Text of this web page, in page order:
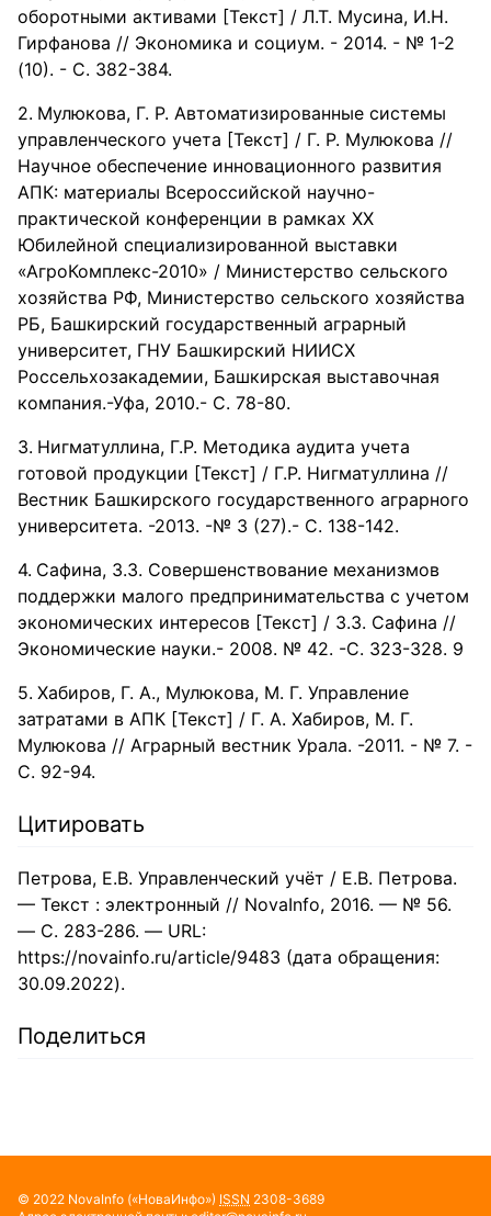
оборотными активами [Текст] / Л.Т. Мусина, И.Н.
Гирфанова // Экономика и социум. - 2014. - № 1-2
(10). - С. 382-384.
Мулюкова, Г. Р. Автоматизированные системы
управленческого учета [Текст] / Г. Р. Мулюкова //
Научное обеспечение инновационного развития
АПК: материалы Всероссийской научно-
практической конференции в рамках XX
Юбилейной специализированной выставки
«АгроКомплекс-2010» / Министерство сельского
хозяйства РФ, Министерство сельского хозяйства
РБ, Башкирский государственный аграрный
университет, ГНУ Башкирский НИИСХ
Россельхозакадемии, Башкирская выставочная
компания.-Уфа, 2010.- С. 78-80.
Нигматуллина, Г.Р. Методика аудита учета
готовой продукции [Текст] / Г.Р. Нигматуллина //
Вестник Башкирского государственного аграрного
университета. -2013. -№ 3 (27).- С. 138-142.
Сафина, З.З. Совершенствование механизмов
поддержки малого предпринимательства с учетом
экономических интересов [Текст] / З.З. Сафина //
Экономические науки.- 2008. № 42. -С. 323-328. 9
Хабиров, Г. А., Мулюкова, М. Г. Управление
затратами в АПК [Текст] / Г. А. Хабиров, М. Г.
Мулюкова // Аграрный вестник Урала. -2011. - № 7. -
С. 92-94.
Цитировать
Петрова, Е.В. Управленческий учёт / Е.В. Петрова.
— Текст : электронный // NovaInfo, 2016. — № 56.
— С. 283-286. — URL:
https://novainfo.ru/article/9483 (дата обращения:
30.09.2022).
Поделиться
© 2022 NovaInfo («НоваИнфо») ISSN 2308-3689